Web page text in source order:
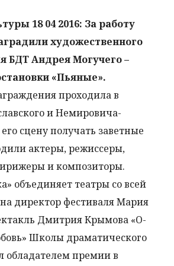
18 04 2016: За работу
художественного
БДТ Андрея Могучего –
«Пьяные».
проходила в
и Немировича-
сцену получать заветные
актеры, режиссеры,
и композиторы.
объединяет театры со всей
директор фестиваля Мария
Дмитрия Крымова «О-
Школы драматического
обладателем премии в